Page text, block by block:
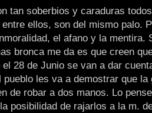
tan soberbios y caraduras
ellos, son del mismo palo.
el afano y la mentira.
bronca me da es que creen
28 de Junio se van a dar
pueblo les va a demostrar que la
de robar a dos manos. Lo
posibilidad de rajarlos a la m.